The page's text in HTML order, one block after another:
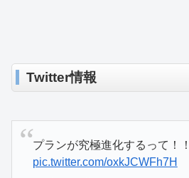
Twitter情報
プランが究極進化するって！！
pic.twitter.com/oxkJCWFh7H